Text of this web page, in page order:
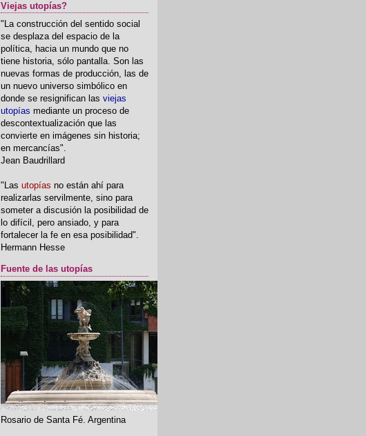
Viejas utopías?
"La construcción del sentido social
se desplaza del espacio de la
política, hacia un mundo que no
tiene historia, sólo pantalla. Son las
nuevas formas de producción, las de
un nuevo universo simbólico en
donde se resignifican las viejas
utopías mediante un proceso de
descontextualización que las
convierte en imágenes sin historia;
en mercancías".
Jean Baudrillard
"Las utopías no están ahí para
realizarlas servilmente, sino para
someter a discusión la posibilidad de
lo difícil, pero ansiado, y para
fortalecer la fe en esa posibilidad".
Hermann Hesse
Fuente de las utopías
Rosario de Santa Fé. Argentina